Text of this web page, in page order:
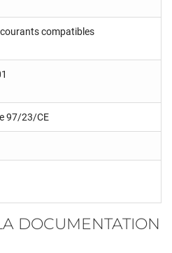
compatibles
97/23/CE
DOCUMENTATION